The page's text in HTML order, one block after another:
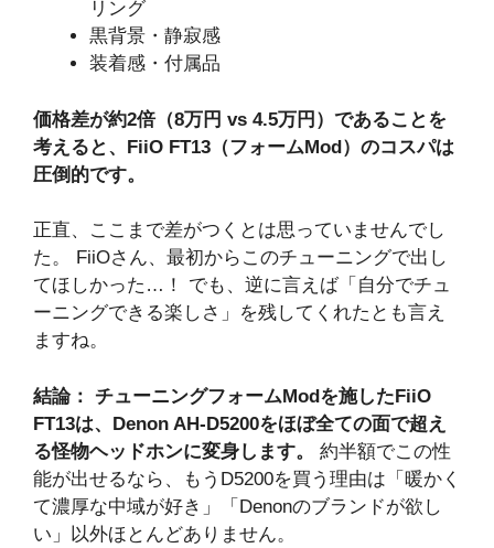
リング
黒背景・静寂感
装着感・付属品
価格差が約2倍（8万円 vs 4.5万円）であることを
考えると、FiiO FT13（フォームMod）のコスパは
圧倒的です。
正直、ここまで差がつくとは思っていませんでし
た。 FiiOさん、最初からこのチューニングで出し
てほしかった…！ でも、逆に言えば「自分でチュ
ーニングできる楽しさ」を残してくれたとも言え
ますね。
結論： チューニングフォームModを施したFiiO
FT13は、Denon AH-D5200をほぼ全ての面で超え
る怪物ヘッドホンに変身します。
約半額でこの性
能が出せるなら、もうD5200を買う理由は「暖かく
て濃厚な中域が好き」「Denonのブランドが欲し
い」以外ほとんどありません。